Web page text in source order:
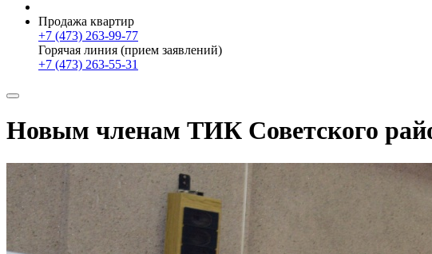
Продажа квартир
+7 (473) 263-99-77
Горячая линия (прием заявлений)
+7 (473) 263-55-31
Новым членам ТИК Советского